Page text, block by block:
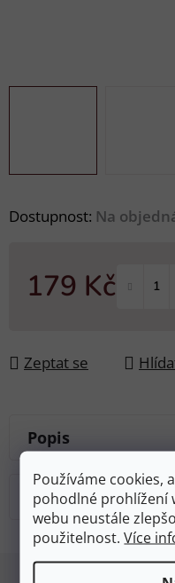
Používáme cookies,
pohodlné prohlížení
webu neustále
použitelnost.Více
Dostupnost: Na
179 Kč
Zeptat se
Popis
Diskuze